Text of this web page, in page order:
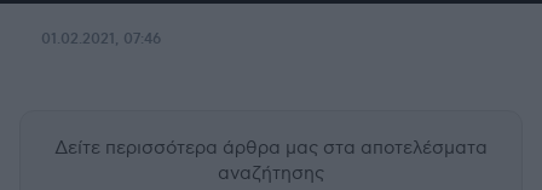
01.02.2021, 07:46
Δείτε περισσότερα άρθρα μας στα αποτελέσματα
αναζήτησης